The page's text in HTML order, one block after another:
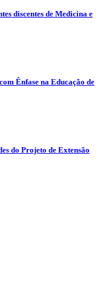
discentes de Medicina e
Ênfase na Educação de
do Projeto de Extensão